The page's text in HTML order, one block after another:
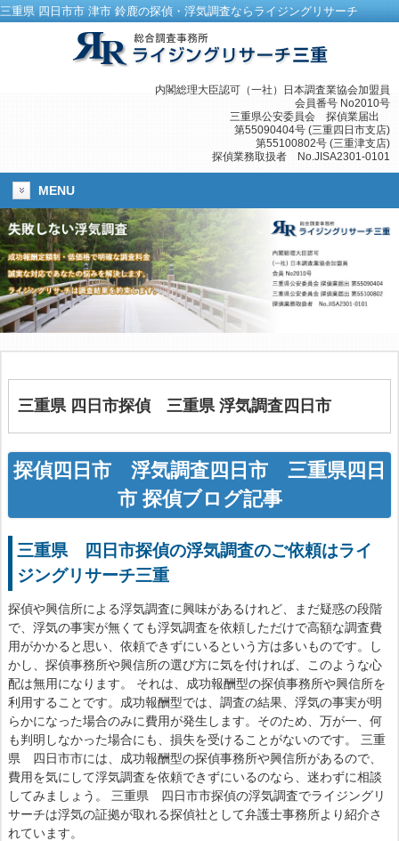
三重県 四日市市 津市 鈴鹿の探偵・浮気調査ならライジングリサーチ
内閣総理大臣認可（一社）日本調査業協会加盟員
会員番号 No2010号
三重県公安委員会 探偵業届出
第55090404号 (三重四日市支店)
第55100802号 (三重津支店)
探偵業務取扱者 No.JISA2301-0101
MENU
三重県 四日市探偵 三重県 浮気調査四日市
探偵四日市 浮気調査四日市 三重県四日
市 探偵ブログ記事
三重県 四日市探偵の浮気調査のご依頼はライ
ジングリサーチ三重
探偵や興信所による浮気調査に興味があるけれど、まだ疑惑の段階
で、浮気の事実が無くても浮気調査を依頼しただけで高額な調査費
用がかかると思い、依頼できずにいるという方は多いものです。し
かし、探偵事務所や興信所の選び方に気を付ければ、このような心
配は無用になります。 それは、成功報酬型の探偵事務所や興信所を
利用することです。成功報酬型では、調査の結果、浮気の事実が明
らかになった場合のみに費用が発生します。そのため、万が一、何
も判明しなかった場合にも、損失を受けることがないのです。 三重
県 四日市市には、成功報酬型の探偵事務所や興信所があるので、
費用を気にして浮気調査を依頼できずにいるのなら、迷わずに相談
してみましょう。 三重県 四日市市探偵の浮気調査でライジングリ
サーチは浮気の証拠が取れる探偵社として弁護士事務所より紹介さ
れています。